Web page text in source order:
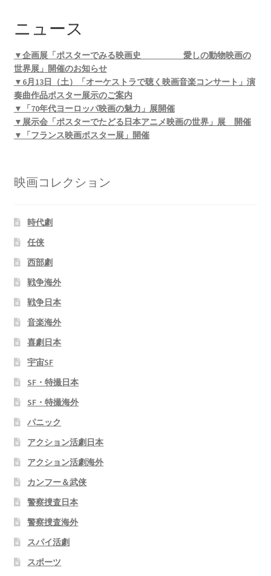
ニュース
▼企画展「ポスターでみる映画史 愛しの動物映画の
世界展」開催のお知らせ
▼6月13日（土）「オーケストラで聴く映画音楽コンサート」演
奏曲作品ポスター展示のご案内
▼「70年代ヨーロッパ映画の魅力」展開催
▼展示会「ポスターでたどる日本アニメ映画の世界」展 開催
▼「フランス映画ポスター展」開催
映画コレクション
時代劇
任侠
西部劇
戦争海外
戦争日本
音楽海外
喜劇日本
宇宙SF
SF・特撮日本
SF・特撮海外
パニック
アクション活劇日本
アクション活劇海外
カンフー＆武侠
警察捜査日本
警察捜査海外
スパイ活劇
スポーツ